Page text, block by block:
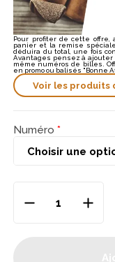
Pour profiter de cette offre,
panier et la remise
déduira du total, une fois
Avantages pensez à
même numéros de billes.
en promo ou balisés "Bonne
Voir les produits
Numéro